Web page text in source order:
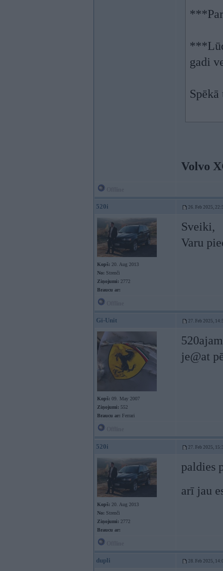
gadi
Volvo
520i 26. Feb 2025,
Kopš: 20. Aug 2013
No: Strenči
Ziņojumi: 2772
Braucu ar:
Sveiki,
Varu
Gi-Unit 27. Feb 2025,
Kopš: 09. May 2007
Ziņojumi: 552
Braucu ar: Ferrari
je@at
520i 27. Feb 2025,
Kopš: 20. Aug 2013
No: Strenči
Ziņojumi: 2772
Braucu ar:
paldies
arī jau
dupli 28. Feb 2025,